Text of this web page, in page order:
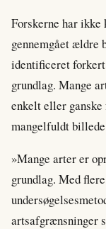
Forskerne har
gennemgået ældre
identificeret
grundlag. Mange
enkelt eller
mangelfuldt
»Mange arter er
grundlag. Med
artsafgrænsninger